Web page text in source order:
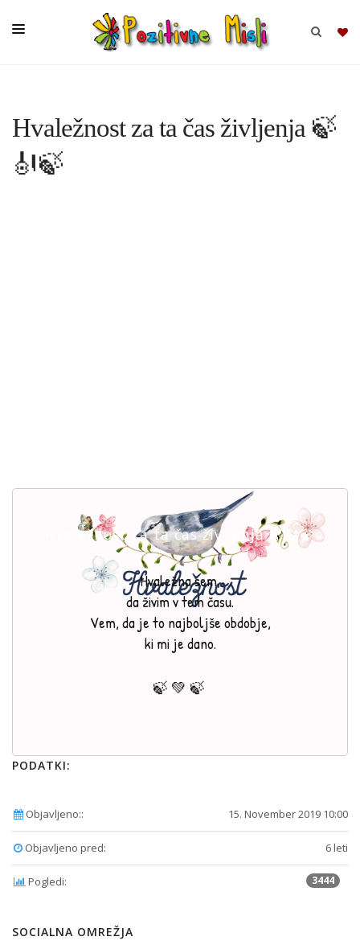
MISLI
Hvaležnost za ta čas življenja 🍃
🎻🍃
Hvaležnost za ta čas življenja 🍃🎻🍃
Hvaležna sem,
da živim v tem času.
Vem, da je to najboljše obdobje,
ki mi je dano.
🍃 💚 🍃
PODATKI:
Objavljeno:: 15. November 2019 10:00
Objavljeno pred: 6 leti
Pogledi: 3444
SOCIALNA OMREŽJA